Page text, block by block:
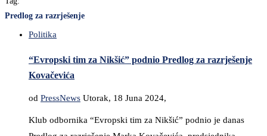
Predlog za razrješenje
Politika
“Evropski tim za Nikšić” podnio Predlog za razrješenje
Kovačevića
od PressNews Utorak, 18 Juna 2024,
Klub odbornika “Evropski tim za Nikšić” podnio je danas